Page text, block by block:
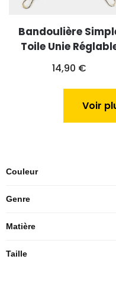
Bandoulière
Toile Unie
14,90 €
Voir
Couleur
Genre
Matière
Taille